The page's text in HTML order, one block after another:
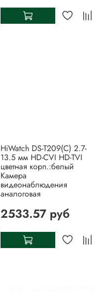
HiWatch DS-T209(C) 2.7-
13.5 мм HD-CVI HD-TVI
цветная корп.:белый
Камера
видеонаблюдения
аналоговая
2533.57 руб